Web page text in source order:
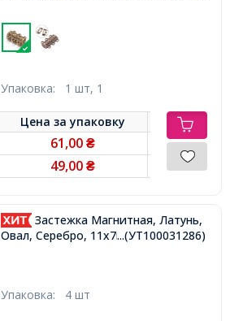
Упаковка: 1 шт, 1
Цена заупаковку
61,00₴
49,00₴
Застежка Магнитная, Латунь,
Овал, Серебро, 11x7мм, Отв. 1.5мм,
...(УТ100031286)
Упаковка: 4 шт